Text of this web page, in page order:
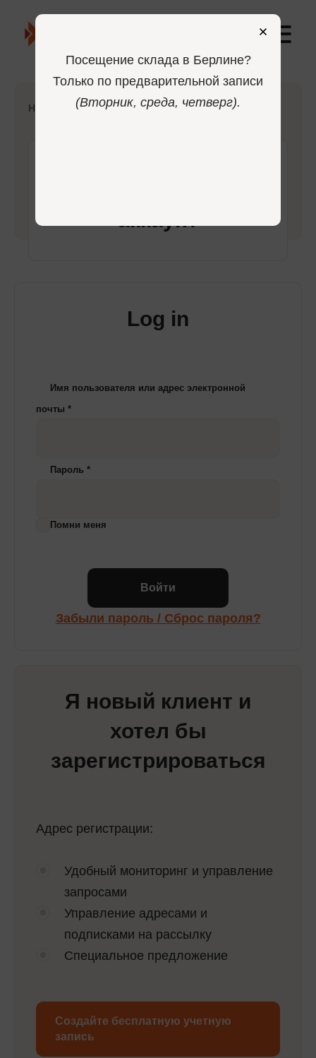
Home Login
аккаунт
Log in
Имя пользователя или адрес электронной
почты*
Пароль*
Помни меня
Войти
Забыли пароль / Сброс пароля?
Я новый клиент и
хотел бы
зарегистрироваться
Адрес регистрации:
Удобный мониторинг и управление
запросами
Управление адресами и
подписками на рассылку
Специальное предложение
Создайте бесплатную учетную
запись
Посещение склада в Берлине?
Только по предварительной записи
(Вторник, среда, четверг).